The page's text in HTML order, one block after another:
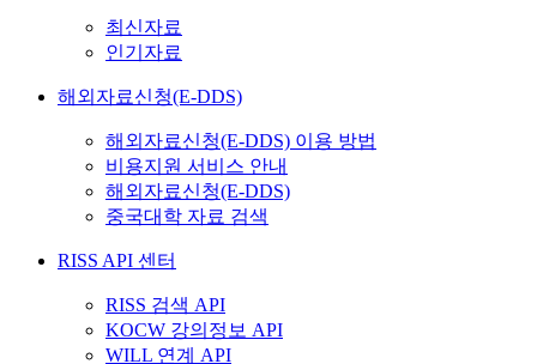
최신자료
인기자료
해외자료신청(E-DDS)
해외자료신청(E-DDS) 이용 방법
비용지원 서비스 안내
해외자료신청(E-DDS)
중국대학 자료 검색
RISS API 센터
RISS 검색 API
KOCW 강의정보 API
WILL 연계 API